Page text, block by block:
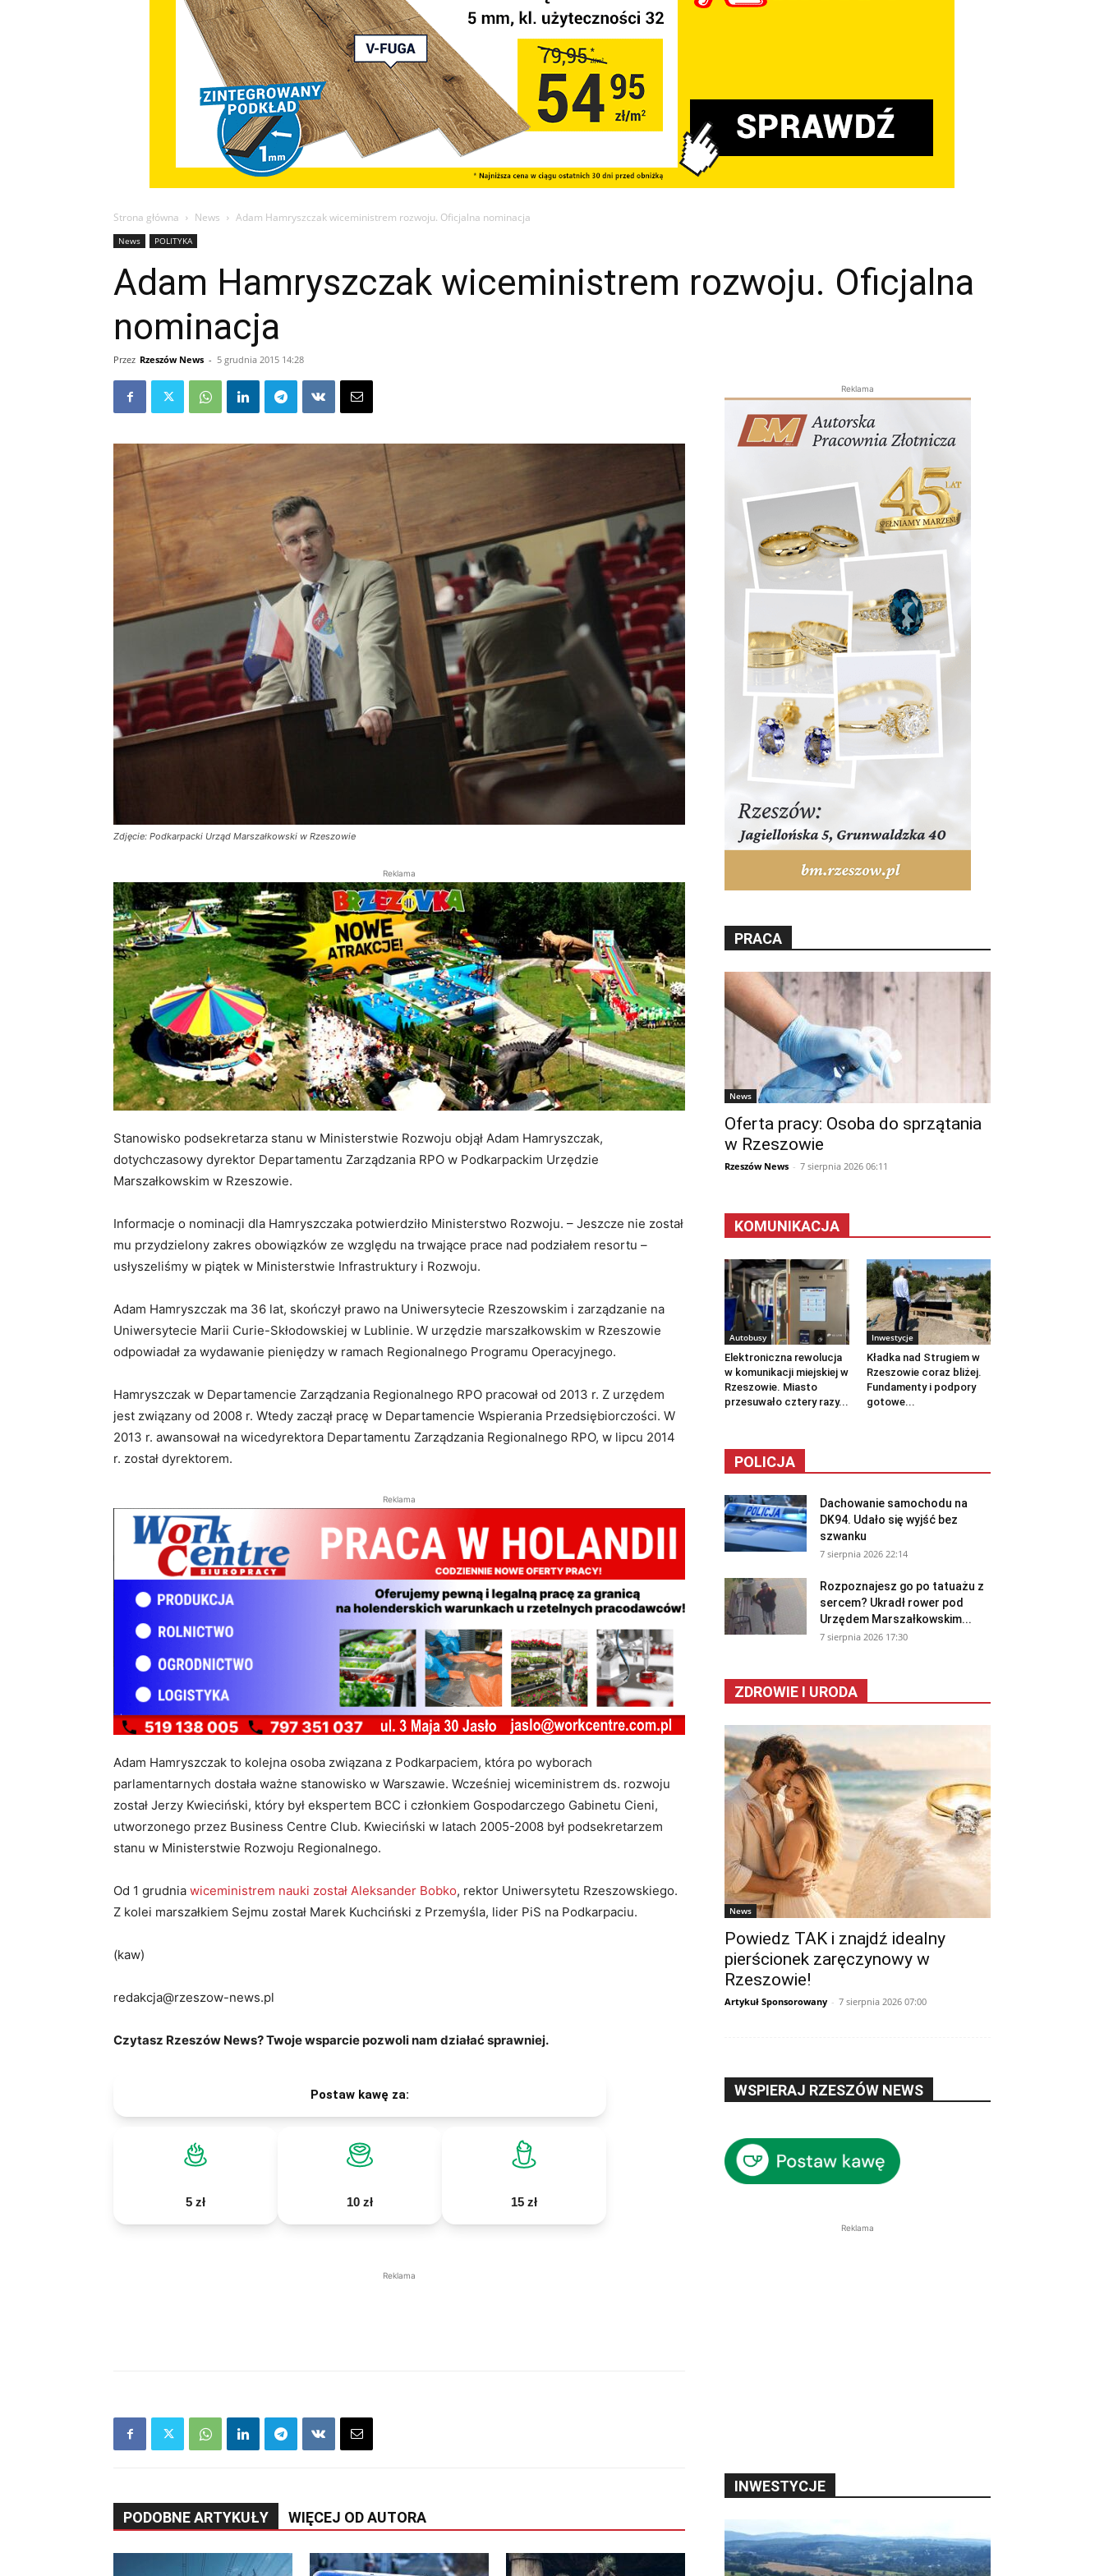
Strona główna News Adam Hamryszczak wiceministrem rozwoju. Oficjalna nominacja
News POLITYKA
Adam Hamryszczak wiceministrem rozwoju. Oficjalna
nominacja
Przez Rzeszów News - 5 grudnia 2015 14:28
Zdjęcie: Podkarpacki Urząd Marszałkowski w Rzeszowie
Reklama
Stanowisko podsekretarza stanu w Ministerstwie Rozwoju objął Adam Hamryszczak,
dotychczasowy dyrektor Departamentu Zarządzania RPO w Podkarpackim Urzędzie
Marszałkowskim w Rzeszowie.
Informacje o nominacji dla Hamryszczaka potwierdziło Ministerstwo Rozwoju. – Jeszcze nie został
mu przydzielony zakres obowiązków ze względu na trwające prace nad podziałem resortu –
usłyszeliśmy w piątek w Ministerstwie Infrastruktury i Rozwoju.
Adam Hamryszczak ma 36 lat, skończył prawo na Uniwersytecie Rzeszowskim i zarządzanie na
Uniwersytecie Marii Curie-Skłodowskiej w Lublinie. W urzędzie marszałkowskim w Rzeszowie
odpowiadał za wydawanie pieniędzy w ramach Regionalnego Programu Operacyjnego.
Hamryszczak w Departamencie Zarządzania Regionalnego RPO pracował od 2013 r. Z urzędem
jest związany od 2008 r. Wtedy zaczął pracę w Departamencie Wspierania Przedsiębiorczości. W
2013 r. awansował na wicedyrektora Departamentu Zarządzania Regionalnego RPO, w lipcu 2014
r. został dyrektorem.
Reklama
Adam Hamryszczak to kolejna osoba związana z Podkarpaciem, która po wyborach
parlamentarnych dostała ważne stanowisko w Warszawie. Wcześniej wiceministrem ds. rozwoju
został Jerzy Kwieciński, który był ekspertem BCC i członkiem Gospodarczego Gabinetu Cieni,
utworzonego przez Business Centre Club. Kwieciński w latach 2005-2008 był podsekretarzem
stanu w Ministerstwie Rozwoju Regionalnego.
Od 1 grudnia wiceministrem nauki został Aleksander Bobko, rektor Uniwersytetu Rzeszowskiego.
Z kolei marszałkiem Sejmu został Marek Kuchciński z Przemyśla, lider PiS na Podkarpaciu.
(kaw)
redakcja@rzeszow-news.pl
Czytasz Rzeszów News? Twoje wsparcie pozwoli nam działać sprawniej.
Postaw kawę za:
5 zł 10 zł 15 zł
Reklama
PODOBNE ARTYKUŁY WIĘCEJ OD AUTORA
Reklama
PRACA
News
Oferta pracy: Osoba do sprzątania
w Rzeszowie
Rzeszów News - 7 sierpnia 2026 06:11
KOMUNIKACJA
Autobusy
Elektroniczna rewolucja
w komunikacji miejskiej w
Rzeszowie. Miasto
przesuwało cztery razy...
Inwestycje
Kładka nad Strugiem w
Rzeszowie coraz bliżej.
Fundamenty i podpory
gotowe...
POLICJA
Dachowanie samochodu na
DK94. Udało się wyjść bez
szwanku
7 sierpnia 2026 22:14
Rozpoznajesz go po tatuażu z
sercem? Ukradł rower pod
Urzędem Marszałkowskim...
7 sierpnia 2026 17:30
ZDROWIE I URODA
News
Powiedz TAK i znajdź idealny
pierścionek zaręczynowy w
Rzeszowie!
Artykuł Sponsorowany - 7 sierpnia 2026 07:00
WSPIERAJ RZESZÓW NEWS
Reklama
INWESTYCJE